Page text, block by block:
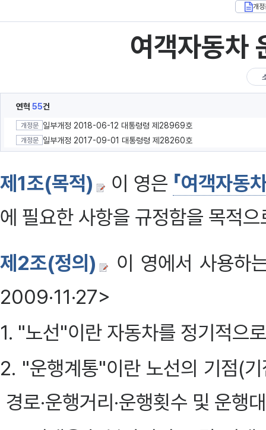
개정
여객자동차
연혁 55건
개정문 일부개정 2018-06-12 대통령령 제28969호
개정문 일부개정 2017-09-01 대통령령 제28260호
제1조(목적) 이 영은 「여객자동
에 필요한 사항을 규정함을 목적으
제2조(정의)
이 영에서 사용하
2009·11·27>
1. "노선"이란 자동차를 정기적으
2. "운행계통"이란 노선의 기점(
경로·운행거리·운행횟수 및 운행